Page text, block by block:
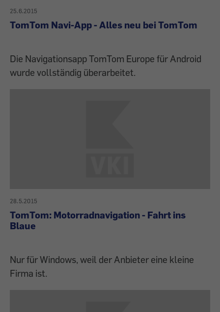
25.6.2015
TomTom Navi-App - Alles neu bei TomTom
Die Navigationsapp TomTom Europe für Android
wurde vollständig überarbeitet.
28.5.2015
TomTom: Motorradnavigation - Fahrt ins
Blaue
Nur für Windows, weil der Anbieter eine kleine
Firma ist.